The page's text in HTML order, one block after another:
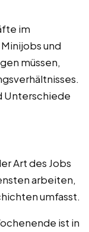
im
und
müssen,
Unterschiede
Art des Jobs
arbeiten,
umfasst.
ist in